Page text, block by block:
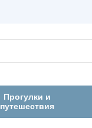
Прогулки и
путешествия